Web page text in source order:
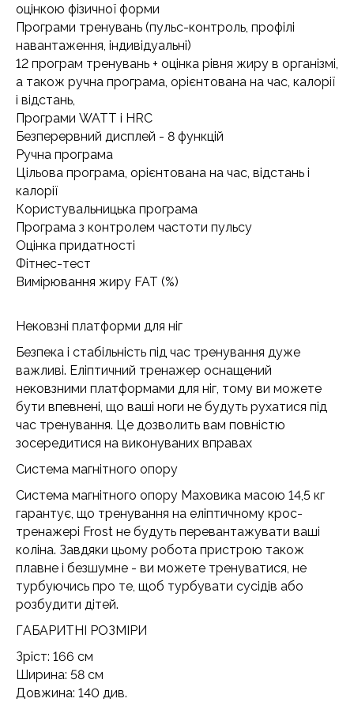
оцінкою фізичної форми
Програми тренувань (пульс-контроль, профілі
навантаження, індивідуальні)
12 програм тренувань + оцінка рівня жиру в організмі,
а також ручна програма, орієнтована на час, калорії
і відстань,
Програми WATT і HRC
Безперервний дисплей - 8 функцій
Ручна програма
Цільова програма, орієнтована на час, відстань і
калорії
Користувальницька програма
Програма з контролем частоти пульсу
Оцінка придатності
Фітнес-тест
Вимірювання жиру FAT (%)
Нековзні платформи для ніг
Безпека і стабільність під час тренування дуже
важливі. Еліптичний тренажер оснащений
нековзними платформами для ніг, тому ви можете
бути впевнені, що ваші ноги не будуть рухатися під
час тренування. Це дозволить вам повністю
зосередитися на виконуваних вправах
Система магнітного опору
Система магнітного опору Маховика масою 14,5 кг
гарантує, що тренування на еліптичному крос-
тренажері Frost не будуть перевантажувати ваші
коліна. Завдяки цьому робота пристрою також
плавне і безшумне - ви можете тренуватися, не
турбуючись про те, щоб турбувати сусідів або
розбудити дітей.
ГАБАРИТНІ РОЗМІРИ
Зріст: 166 см
Ширина: 58 см
Довжина: 140 див.